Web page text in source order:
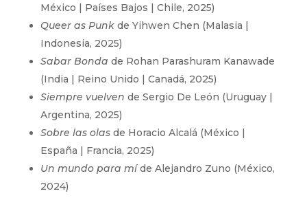
México | Países Bajos | Chile, 2025)
Queer as Punkde Yihwen Chen (Malasia |
Indonesia, 2025)
Sabar Bonda de Rohan Parashuram Kanawade
(India | Reino Unido | Canadá, 2025)
Siempre vuelven de Sergio De León (Uruguay |
Argentina, 2025)
Sobre las olasde Horacio Alcalá (México |
España | Francia, 2025)
Un mundo para míde Alejandro Zuno (México,
2024)